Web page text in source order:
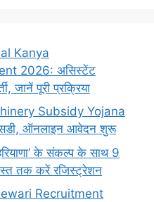
Kanya
2026: असिस्टेंट
जानें पूरी प्रक्रिया
Subsidy Yojana
ऑनलाइन आवेदन शुरू
के संकल्प के साथ 9
तक करें रजिस्ट्रेशन
Recruitment